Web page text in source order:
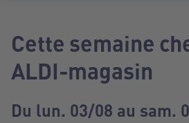
Cette semaine
ALDI-magasin
Du lun. 03/08 au sam.